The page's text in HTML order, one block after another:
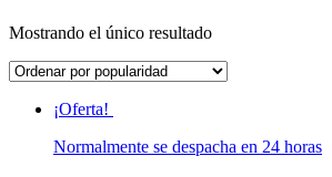
Mostrando el único resultado
¡Oferta!
Normalmente se despacha en 24 horas